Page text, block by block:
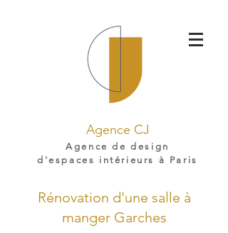
Agence CJ
Agence de design
d'espaces intérieurs à Paris
Rénovation d'une salle à
manger Garches